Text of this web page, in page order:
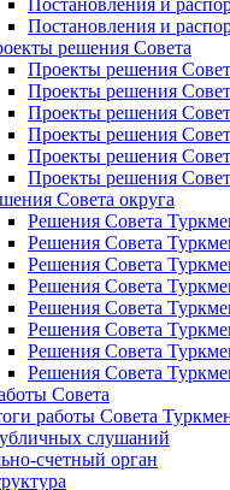
Постановления и
решения Cовета
Проекты решения
Проекты решения
Проекты решения
Проекты решения
Проекты решения
Проекты решения
Совета округа
Решения Совета
Решения Совета
Решения Совета
Решения Совета
Решения Совета
Решения Совета
Решения Совета
Решения Совета
Совета
работы Совета
слушаний
счетный орган